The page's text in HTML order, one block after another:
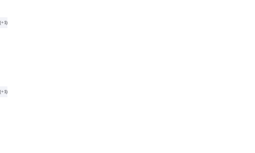
(+1)
(+1)